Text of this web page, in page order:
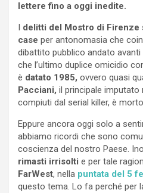
lettere fino a oggi inedite.
delitti del Mostro di Firenze
case per antonomasia che
dibattito pubblico andato
che l’ultimo duplice omicidio
è datato 1985, ovvero quasi
Pacciani, il principale imputato
compiuti dal serial killer, è
Eppure ancora oggi solo a
abbiamo ricordi che sono
coscienza del nostro Paese.
rimasti irrisolti e per tale
FarWest, nella puntata del 5
questo tema. Lo fa perché per